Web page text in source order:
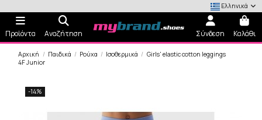
Ελληνικά
Προϊόντα Αναζήτηση Σύνδεση Καλάθι
Αρχική Παιδικά Ρούχα Ισοθερμικά
Girls' elastic cotton leggings
4F Junior
-14%